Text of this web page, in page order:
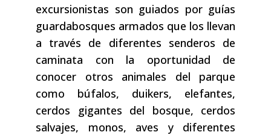
excursionistas son guiados por guías
guardabosques armados que los llevan
a través de diferentes senderos de
caminata con la oportunidad de
conocer otros animales del parque
como búfalos, duikers, elefantes,
cerdos gigantes del bosque, cerdos
salvajes, monos, aves y diferentes